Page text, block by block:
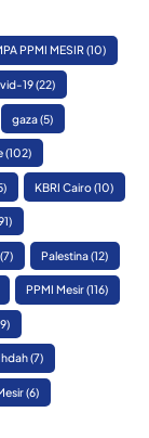
PPMI MESIR(10)
19(22)
gaza(5)
(102)
KBRI Cairo(10)
(7) Palestina(12)
PPMI Mesir(116)
(7)
(6)